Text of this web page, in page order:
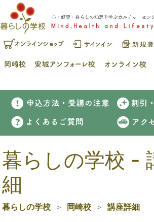
暮らしの学校 -
細
暮らしの学校 岡崎校 講座詳細